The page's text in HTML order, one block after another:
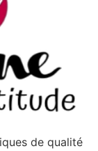
de qualité